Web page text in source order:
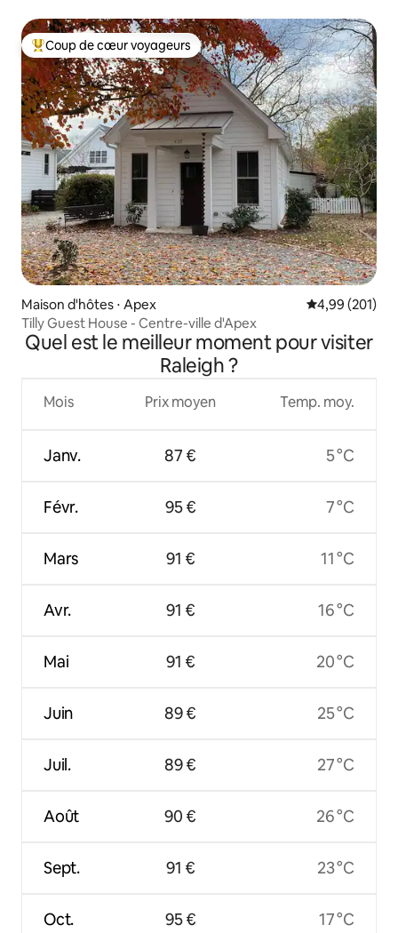
Coups de cœur voyageurs les plus appréciés
Coup de cœur voyageurs
Maison d'hôtes ⋅ Apex Évaluation
4,99 (201)
Tilly Guest House - Centre-ville d'Apex
Quel est le meilleur moment pour visiter
Raleigh ?
Mois
Janv.
Févr.
Mars
Avr.
Mai
Juin
Juil.
Août
Sept.
Oct.
Prix moyen
87 €
95 €
91 €
91 €
91 €
89 €
89 €
90 €
91 €
95 €
Temp. moy.
5 °C
7 °C
11 °C
16 °C
20 °C
25 °C
27 °C
26 °C
23 °C
17 °C